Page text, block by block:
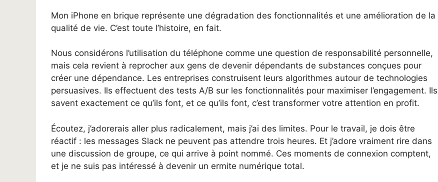
Mon iPhone en brique représente une dégradation des fonctionnalités et une amélioration de la
qualité de vie. C’est toute l’histoire, en fait.
Nous considérons l’utilisation du téléphone comme une question de responsabilité personnelle,
mais cela revient à reprocher aux gens de devenir dépendants de substances conçues pour
créer une dépendance. Les entreprises construisent leurs algorithmes autour de technologies
persuasives. Ils effectuent des tests A/B sur les fonctionnalités pour maximiser l’engagement. Ils
savent exactement ce qu’ils font, et ce qu’ils font, c’est transformer votre attention en profit.
Écoutez, j’adorerais aller plus radicalement, mais j’ai des limites. Pour le travail, je dois être
réactif : les messages Slack ne peuvent pas attendre trois heures. Et j’adore vraiment rire dans
une discussion de groupe, ce qui arrive à point nommé. Ces moments de connexion comptent,
et je ne suis pas intéressé à devenir un ermite numérique total.